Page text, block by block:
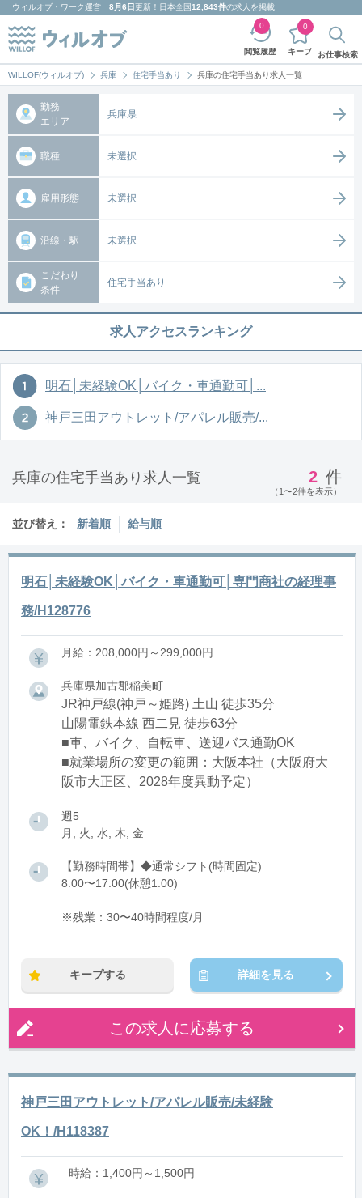
ウィルオブ・ワーク運営 8月6日更新！日本全国12,843件の求人を掲載
閲覧履歴
0
キープ
0
お仕事検索
WILLOF(ウィルオブ) 兵庫 住宅手当あり 兵庫の住宅手当あり求人一覧
勤務
エリア
兵庫県
職種 未選択
雇用形態 未選択
沿線・駅 未選択
こだわり
条件
住宅手当あり
求人アクセスランキング
明石│未経験OK│バイク・車通勤可│...
神戸三田アウトレット/アパレル販売/...
兵庫の住宅手当あり求人一覧 2 件
（1〜2件を表示）
並び替え： 新着順 給与順
明石│未経験OK│バイク・車通勤可│専門商社の経理事
務/H128776
月給：208,000円～299,000円
兵庫県加古郡稲美町
JR神戸線(神戸～姫路) 土山 徒歩35分
山陽電鉄本線 西二見 徒歩63分
■車、バイク、自転車、送迎バス通勤OK
■就業場所の変更の範囲：大阪本社（大阪府大
阪市大正区、2028年度異動予定）
週5
月, 火, 水, 木, 金
【勤務時間帯】◆通常シフト(時間固定)
8:00〜17:00(休憩1:00)
※残業：30〜40時間程度/月
キープする 詳細を見る
この求人に応募する
神戸三田アウトレット/アパレル販売/未経験
OK！/H118387
時給：1,400円～1,500円